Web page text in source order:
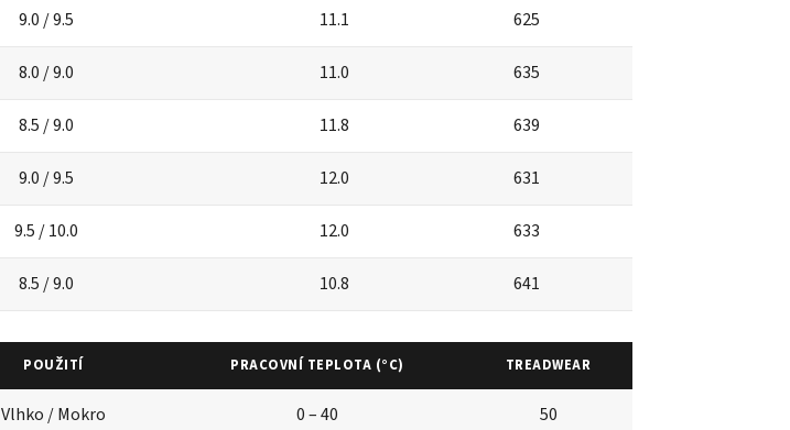
9.0 / 9.5 11.1 625
8.0 / 9.0 11.0 635
8.5 / 9.0 11.8 639
9.0 / 9.5 12.0 631
9.5 / 10.0 12.0 633
8.5 / 9.0 10.8 641
POUŽITÍ PRACOVNÍ TEPLOTA (°C) TREADWEAR
Vlhko / Mokro 0 – 40 50